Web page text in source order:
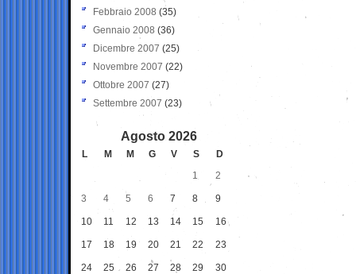
Febbraio 2008 (35)
Gennaio 2008 (36)
Dicembre 2007 (25)
Novembre 2007 (22)
Ottobre 2007 (27)
Settembre 2007 (23)
Agosto 2026
L M M G V S
D
1
2
3 4 5 6 7 8 9
10 11 12 13 14 15 16
17 18 19 20 21 22 23
24 25 26 27 28 29 30